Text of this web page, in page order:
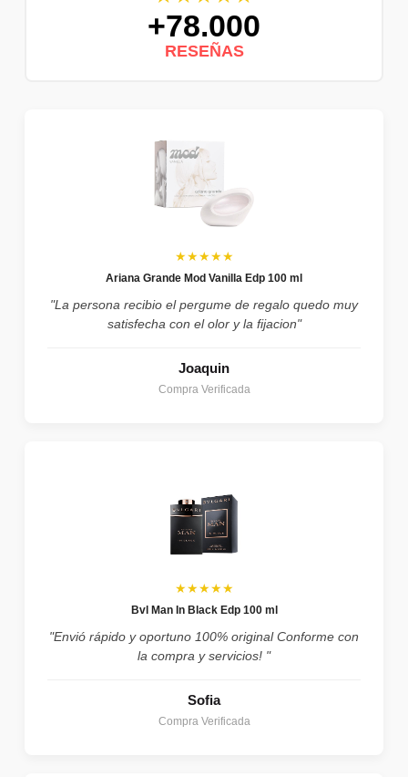
+78.000
RESEÑAS
★★★★★
Ariana Grande Mod Vanilla Edp 100 ml
"La persona recibio el pergume de regalo quedo muy
satisfecha con el olor y la fijacion"
Joaquin
Compra Verificada
★★★★★
Bvl Man In Black Edp 100 ml
"Envió rápido y oportuno 100% original Conforme con
la compra y servicios! "
Sofia
Compra Verificada